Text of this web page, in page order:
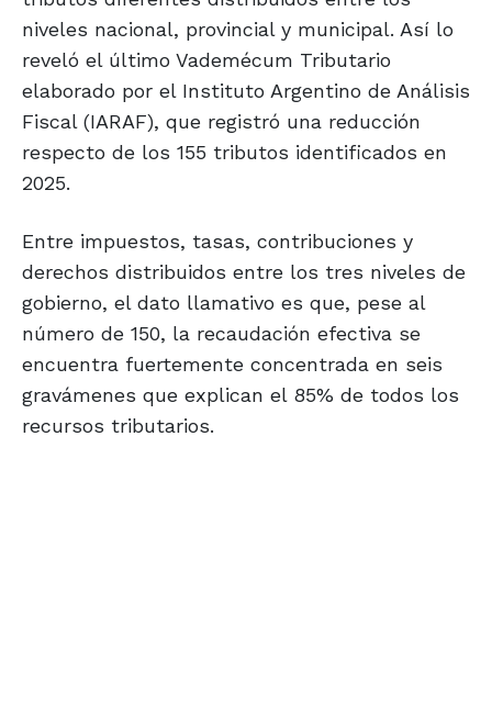
niveles nacional, provincial y municipal. Así lo
reveló el último Vademécum Tributario
elaborado por el Instituto Argentino de Análisis
Fiscal (IARAF), que registró una reducción
respecto de los 155 tributos identificados en
2025.
Entre impuestos, tasas, contribuciones y
derechos distribuidos entre los tres niveles de
gobierno, el dato llamativo es que, pese al
número de 150, la recaudación efectiva se
encuentra fuertemente concentrada en seis
gravámenes que explican el 85% de todos los
recursos tributarios.